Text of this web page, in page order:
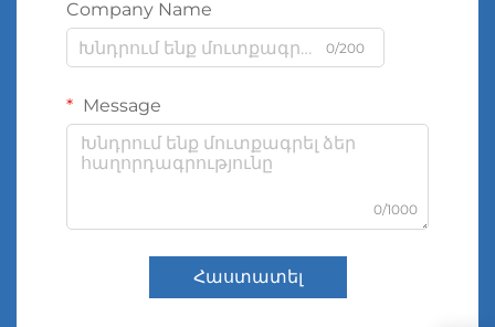
Company Name
0/200
Message
0/1000
Հաստատել